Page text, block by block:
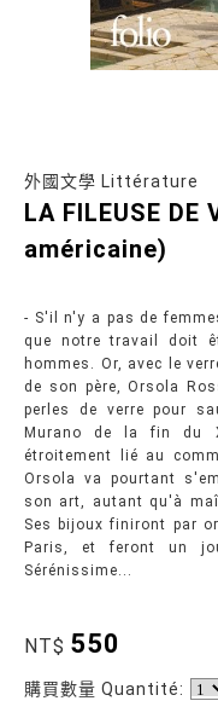
外國文學 Littérature
LA FILEUSE
américaine)
- S'il n'y a pas de
que notre travail doit
hommes. Or, avec le
de son père, Orsola
perles de verre pour
Murano de la fin du
étroitement lié au
Orsola va pourtant
son art, autant qu'à
Ses bijoux finiront par
Paris, et feront un
Sérénissime...
NT$ 550
購買數量 Quantité: